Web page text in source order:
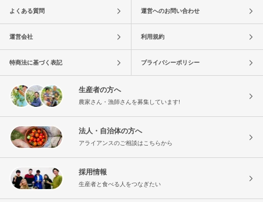
よくある質問 運営へのお問い合わせ
運営会社 利用規約
特商法に基づく表記 プライバシーポリシー
生産者の方へ
農家さん・漁師さんを募集しています!
法人・自治体の方へ
アライアンスのご相談はこちらから
採用情報
生産者と食べる人をつなぎたい